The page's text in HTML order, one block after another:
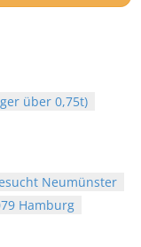
über 0,75t)
Neumünster
Hamburg